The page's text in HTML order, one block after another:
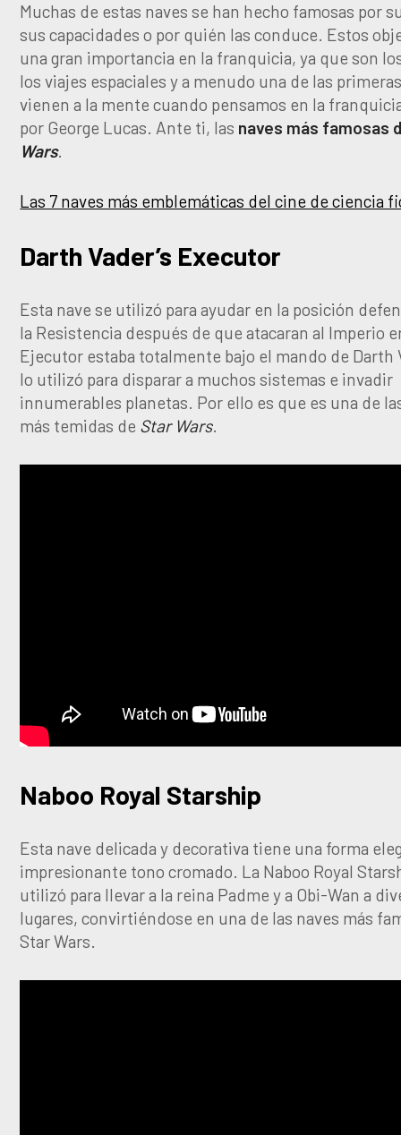
Muchas de estas naves se han hecho famosas por
sus capacidades o por quién las conduce. Estos
una gran importancia en la franquicia, ya que son
los viajes espaciales y a menudo una de las
vienen a la mente cuando pensamos en la
por George Lucas. Ante ti, las naves más famosas
Wars.
Las 7 naves más emblemáticas del cine de ciencia
Darth Vader’s Executor
Esta nave se utilizó para ayudar en la posición
la Resistencia después de que atacaran al Imperio
Ejecutor estaba totalmente bajo el mando de Darth
lo utilizó para disparar a muchos sistemas e invadir
innumerables planetas. Por ello es que es una de
más temidas de Star Wars.
Naboo Royal Starship
Esta nave delicada y decorativa tiene una forma
impresionante tono cromado. La Naboo Royal
utilizó para llevar a la reina Padme y a Obi-Wan a
lugares, convirtiéndose en una de las naves más
Star Wars.